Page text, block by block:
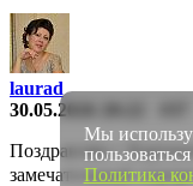
laurad
30.05.2026 20:22
Поздравляю с
замечательный
Мы
Политика